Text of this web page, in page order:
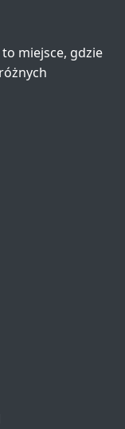
miejsce, gdzie